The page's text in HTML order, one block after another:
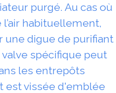
purgé. Au cas où
habituellement,
une digue de purifiant
spécifique peut
les entrepôts
est vissée d'emblée